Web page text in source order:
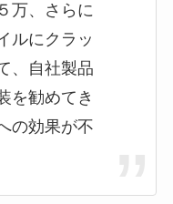
万、さらに
ルにクラッ
、自社製品
を勧めてき
の効果が不